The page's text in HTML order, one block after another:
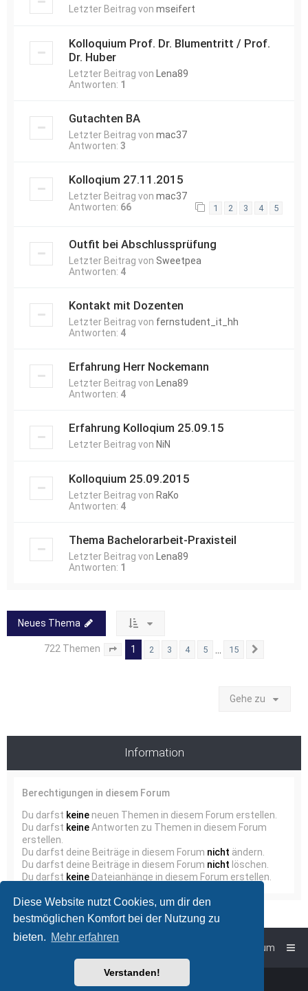
Diese Website nutzt Cookies, um dir den
bestmöglichen Komfort bei der Nutzung zu
bieten. Mehr erfahren
Verstanden!
Letzter Beitrag von mseifert
Kolloquium Prof. Dr. Blumentritt / Prof.
Dr. Huber
Letzter Beitrag von
Lena89
Antworten: 1
Gutachten BA
Letzter Beitrag von mac37
Antworten: 3
Kolloqium 27.11.2015
Letzter Beitrag von mac37
Antworten: 66 1 2 3 4 5
Outfit bei Abschlussprüfung
Letzter Beitrag von Sweetpea
Antworten: 4
Kontakt mit Dozenten
Letzter Beitrag von fernstudent_it_hh
Antworten: 4
Erfahrung Herr Nockemann
Letzter Beitrag von
Lena89
Antworten: 4
Erfahrung Kolloqium 25.09.15
Letzter Beitrag von NiN
Kolloquium 25.09.2015
Letzter Beitrag von RaKo
Antworten: 4
Thema Bachelorarbeit-Praxisteil
Letzter Beitrag von
Lena89
Antworten: 1
Neues Thema
722 Themen Seite von 15
1 2 3 4 5 15
Gehe zu
Information
Berechtigungen in diesem Forum
Du darfst keine neuen Themen in diesem Forum erstellen.
Du darfst keineAntworten zu Themen in diesem Forum
erstellen.
Du darfst deine Beiträge in diesem Forum nicht ändern.
Du darfst deine Beiträge in diesem Forum nicht löschen.
Du darfst keine Dateianhänge in diesem Forum erstellen.
Impressum
phpBB